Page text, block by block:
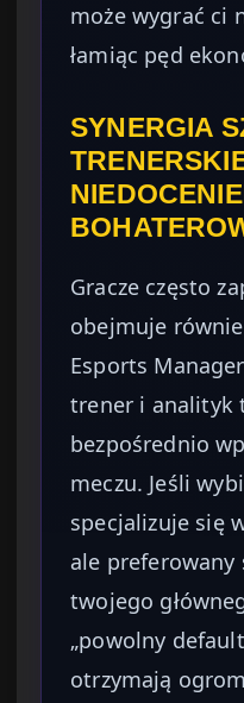
może wygrać ci
łamiąc pęd
SYNERGIA
Gracze często
obejmuje
Esports
trener i analityk
bezpośrednio
meczu. Jeśli
specjalizuje się
ale
twojego
„powolny
otrzymają